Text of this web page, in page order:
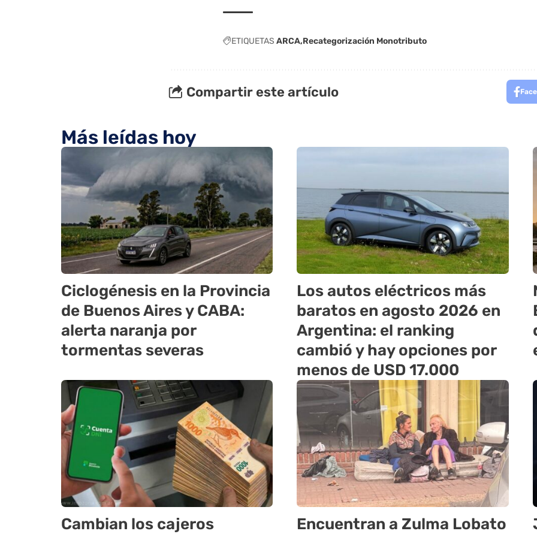
ETIQUETAS ARCA Recategorización Monotributo
Compartir este artículo
Más leídas hoy
Ciclogénesis en la Provincia
de Buenos Aires y CABA:
alerta naranja por
tormentas severas
Los autos eléctricos más
baratos en agosto 2026 en
Argentina: el ranking
cambió y hay opciones por
menos de USD 17.000
Cambian los cajeros
Encuentran a Zulma Lobato